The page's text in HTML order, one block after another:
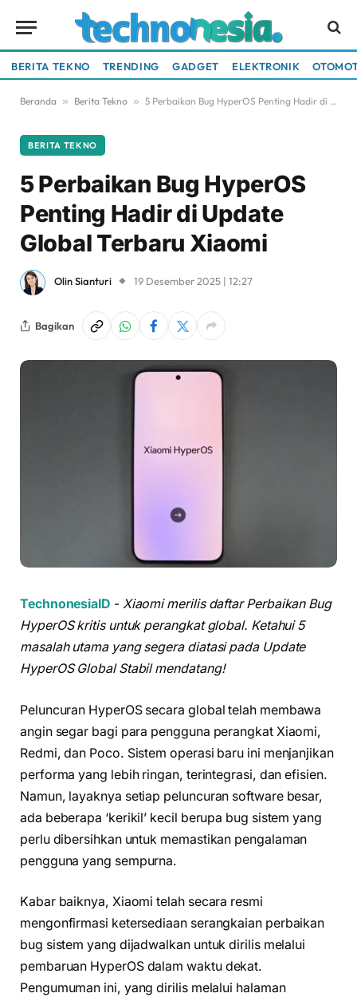
BERITA TEKNO TRENDING GADGET ELEKTRONIK
Beranda » Berita Tekno » 5 Perbaikan Bug HyperOS Penting Hadir di Update Global Terbaru Xiaomi
BERITA TEKNO
5 Perbaikan Bug HyperOS
Penting Hadir di Update
Global Terbaru Xiaomi
Olin Sianturi 19 Desember 2025 | 12:27
Bagikan
TechnonesiaID - Xiaomi merilis daftar Perbaikan Bug
HyperOS kritis untuk perangkat global. Ketahui 5
masalah utama yang segera diatasi pada Update
HyperOS Global Stabil mendatang!
Peluncuran HyperOS secara global telah membawa
angin segar bagi para pengguna perangkat Xiaomi,
Redmi, dan Poco. Sistem operasi baru ini menjanjikan
performa yang lebih ringan, terintegrasi, dan efisien.
Namun, layaknya setiap peluncuran software besar,
ada beberapa ‘kerikil’ kecil berupa bug sistem yang
perlu dibersihkan untuk memastikan pengalaman
pengguna yang sempurna.
Kabar baiknya, Xiaomi telah secara resmi
mengonfirmasi ketersediaan serangkaian perbaikan
bug sistem yang dijadwalkan untuk dirilis melalui
pembaruan HyperOS dalam waktu dekat.
Pengumuman ini, yang dirilis melalui halaman